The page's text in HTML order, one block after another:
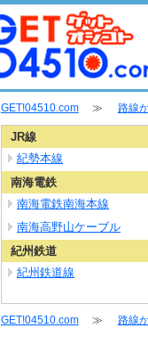
GET!04510.com≫ 路線
JR線
紀勢本線
南海電鉄
南海電鉄南海本線
南海高野山ケーブル
紀州鉄道
紀州鉄道線
GET!04510.com≫ 路線